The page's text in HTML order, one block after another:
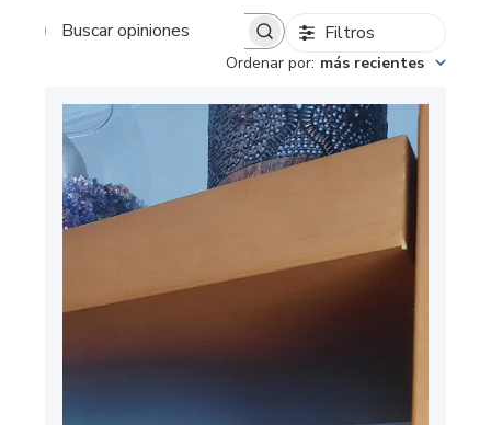
Buscar opiniones Filtros
Ordenar por: más recientes